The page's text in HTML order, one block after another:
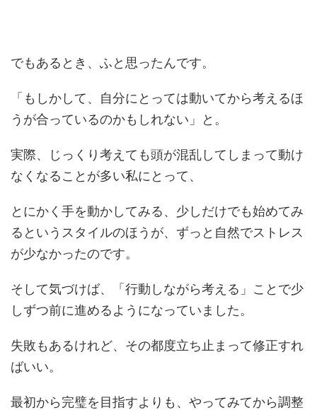
でもあるとき、ふと思ったんです。
「もしかして、自分にとっては動いてから考えるほ
うが合っているのかもしれない」と。
実際、じっくり考えても頭が混乱してしまって動け
なくなることが多い私にとって、
とにかく手を動かしてみる、少しだけでも始めてみ
るというスタイルのほうが、ずっと自然でストレス
が少なかったのです。
そして気づけば、「行動しながら考える」ことで少
しずつ前に進めるようになっていました。
失敗もあるけれど、その都度立ち止まって修正すれ
ばいい。
最初から完璧を目指すよりも、やってみてから調整